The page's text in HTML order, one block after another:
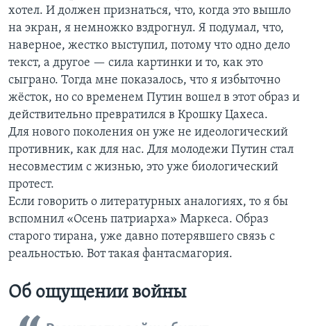
хотел. И должен признаться, что, когда это вышло
на экран, я немножко вздрогнул. Я подумал, что,
наверное, жестко выступил, потому что одно дело
текст, а другое — сила картинки и то, как это
сыграно. Тогда мне показалось, что я избыточно
жёсток, но со временем Путин вошел в этот образ и
действительно превратился в Крошку Цахеса.
Для нового поколения он уже не идеологический
противник, как для нас. Для молодежи Путин стал
несовместим с жизнью, это уже биологический
протест.
Если говорить о литературных аналогиях, то я бы
вспомнил «Осень патриарха» Маркеса. Образ
старого тирана, уже давно потерявшего связь с
реальностью. Вот такая фантасмагория.
Об ощущении войны